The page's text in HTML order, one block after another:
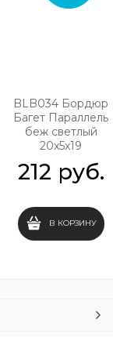
BLB034 Бордюр
Багет Параллель
беж светлый
20x5x19
212 руб.
В КОРЗИНУ